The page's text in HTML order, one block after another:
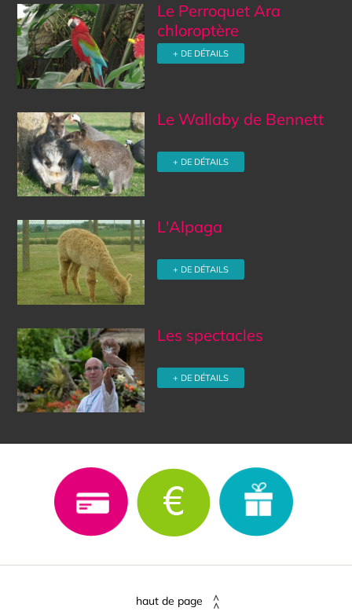
Le Perroquet Ara
chloroptère
+ DE DÉTAILS
Le Wallaby de Bennett
+ DE DÉTAILS
L'Alpaga
+ DE DÉTAILS
Les spectacles
+ DE DÉTAILS
haut de page